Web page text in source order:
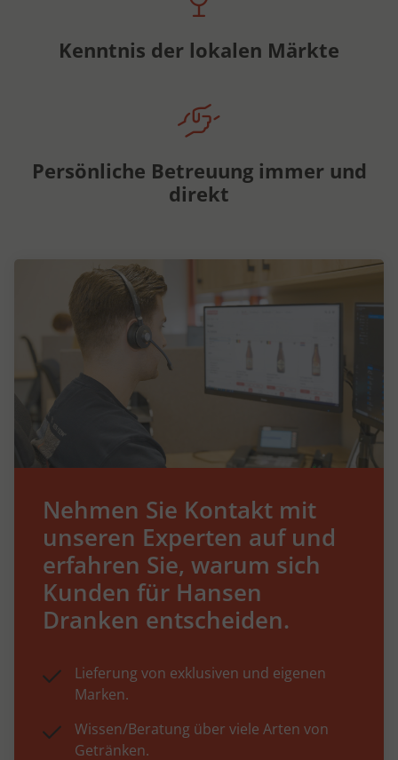
Kenntnis der lokalen Märkte
Persönliche Betreuung immer und
direkt
Nehmen Sie Kontakt mit
unseren Experten auf und
erfahren Sie, warum sich
Kunden für Hansen
Dranken entscheiden.
Lieferung von exklusiven und eigenen
Marken.
Wissen/Beratung über viele Arten von
Getränken.